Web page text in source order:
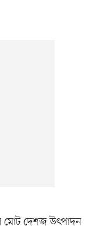
মোট দেশজ উৎপাদন